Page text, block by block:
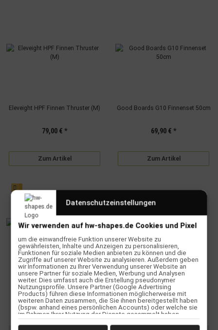
Eleveight HPF Finnen Thruster (M)
79,00 € *
Zum Artikel
Good Boards G10 Finnenset 50cm
69,90 € *
Zum Artikel
SALE 40%
Kiteboard Finne 5 cm Polyester
5mm Gewinde M5
5,95 €*
Alter Preis:9,95 €
Prolimit Screw Driver
Schraubenzieher Phillips
7,00 €*
Datenschutzeinstellungen
Wir verwenden auf hw-shapes.de Cookies und Pixel
um die einwandfreie Funktion unserer Website zu
gewährleisten, Inhalte und Anzeigen zu personalisieren,
Funktionen für soziale Medien anbieten zu können und die
Zugriffe auf unserer Website zu analysieren. Außerdem geben
wir Informationen zu Ihrer Verwendung unserer Website an
unsere Partner für soziale Medien, Werbung und Analysen
weiter. Dies umfasst auch die Erstellung pseudonymer
Nutzungsprofile. Unsere Partner (Google Advertising
Products) führen diese Informationen möglicherweise mit
weiteren Daten zusammen, die Sie ihnen bereitgestellt haben
(bspw. anhand eines persönlichen Accounts) oder welche sie
im Rahmen Ihrer Nutzung der Dienste gesammelt haben
Nutzung von Cookies und Pixeln können Sie jederzeit